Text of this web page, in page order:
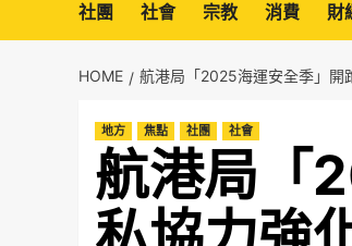
社團 社會 宗教 消費 財
HOME 航港局「2025海運安全季」開
地方 焦點 社團 社會
航港局「